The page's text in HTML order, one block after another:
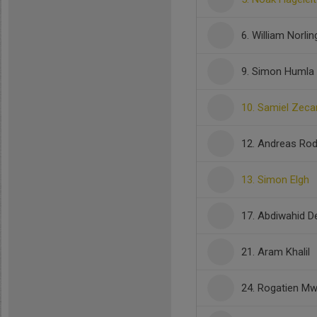
6. William
9. Simon Humla
10. Samiel
12. Andreas
13. Simon Elgh
17. Abdiwahid
21. Aram Khalil
24. Rogatien